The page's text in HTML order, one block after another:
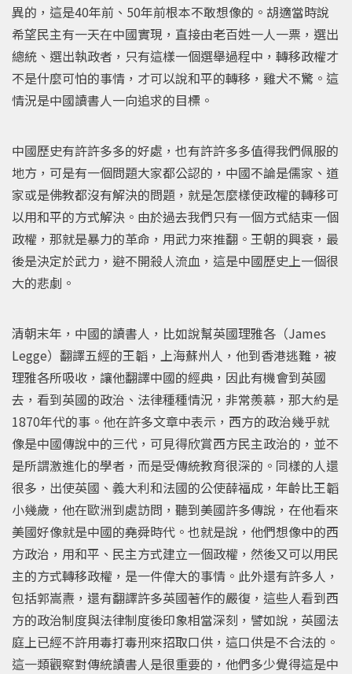
異的，這是40年前、50年前根本不敢想像的。胡適當時說
希望民主有一天在中國實現，直接由老百姓一人一票，選出
總統、選出執政者，只有這樣一個選舉過程中，轉移政權才
不是什麼可怕的事情，才可以說和平的轉移，雞犬不驚。這
情況是中國讀書人一向追求的目標。
中國歷史有許許多多的好處，也有許許多多值得我們佩服的
地方，可是有一個問題大家都公認的，中國不論是儒家、道
家或是佛教都沒有解決的問題，就是怎麼樣使政權的轉移可
以用和平的方式解決。由於過去我們只有一個方式結束一個
政權，那就是暴力的革命，用武力來推翻。王朝的興衰，最
後是決定於武力，避不開殺人流血，這是中國歷史上一個很
大的悲劇。
清朝末年，中國的讀書人，比如說幫英國理雅各（James
Legge）翻譯五經的王韜，上海蘇州人，他到香港逃難，被
理雅各所吸收，讓他翻譯中國的經典，因此有機會到英國
去，看到英國的政治、法律種種情況，非常羨慕，那大約是
1870年代的事。他在許多文章中表示，西方的政治幾乎就
像是中國傳說中的三代，可見得欣賞西方民主政治的，並不
是所謂激進化的學者，而是受傳統教育很深的。同樣的人還
很多，出使英國、義大利和法國的公使薛福成，年齡比王韜
小幾歲，他在歐洲到處訪問，聽到美國許多傳說，在他看來
美國好像就是中國的堯舜時代。也就是說，他們想像中的西
方政治，用和平、民主方式建立一個政權，然後又可以用民
主的方式轉移政權，是一件偉大的事情。此外還有許多人，
包括郭嵩燾，還有翻譯許多英國著作的嚴復，這些人看到西
方的政治制度與法律制度後印象相當深刻，譬如說，英國法
庭上已經不許用毒打毒刑來招取口供，這口供是不合法的。
這一類觀察對傳統讀書人是很重要的，他們多少覺得這是中